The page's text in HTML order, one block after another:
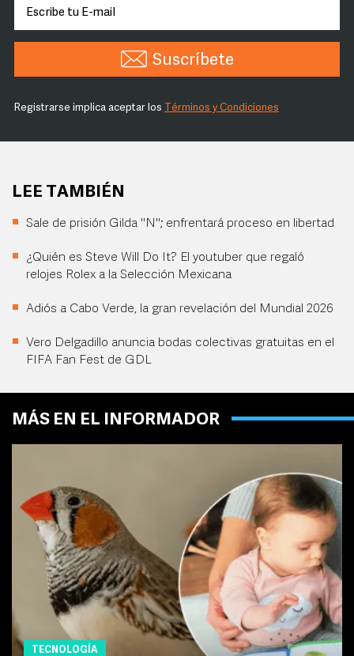
Suscríbete
Registrarse implica aceptar los Términos y Condiciones
LEE TAMBIÉN
Sale de prisión Gilda "N"; enfrentará proceso en libertad
¿Quién es Steve Will Do It? El youtuber que regaló
relojes Rolex a la Selección Mexicana
Adiós a Cabo Verde, la gran revelación del Mundial 2026
Vero Delgadillo anuncia bodas colectivas gratuitas en el
FIFA Fan Fest de GDL
MÁS EN EL INFORMADOR
TECNOLOGÍA